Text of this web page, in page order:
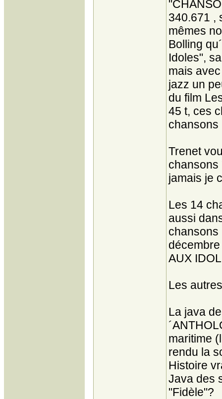
340.671 ,
mêmes
Bolling
Idoles",
mais
jazz un
du film
45 t, ces
chansons
Trenet
chansons
jamais je
Les 14
aussi
chansons
AUX
Les
La java
maritime
rendu la
Histoire
Java des
"Fidèle"?